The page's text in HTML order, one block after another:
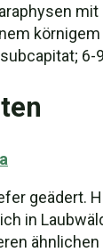
6-
geädert.
in